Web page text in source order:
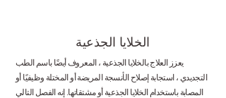
الخلايا الجذعية
يعزز العلاج بالخلايا الجذعية ، المعروف أيضًا باسم الطب
التجديدي ، استجابة إصلاح الأنسجة المريضة أو المختلة وظيفيًا أو
المصابة باستخدام الخلايا الجذعية أو مشتقاتها. إنه الفصل التالي